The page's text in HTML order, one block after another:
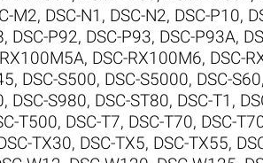
M2, DSC-N1 , DSC-N2, DSC-P10,
, DSC-P92, DSC-P93, DSC-P93A,
, DSC-RX100M6, DSC-
, DSC-S500, DSC-S5000, DSC-S60,
, DSC-S980, DSC-ST80, DSC-T1 ,
T500, DSC-T7, DSC-T70, DSC-
TX30, DSC-TX5, DSC-TX55,